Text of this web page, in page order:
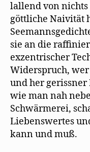
lallend von nichts
göttliche Naivität
sie an die
exzentrischer
Widerspruch,
und her gerissner
wie man nah
Schwärmerei,
Liebenswertes
kann und muß.